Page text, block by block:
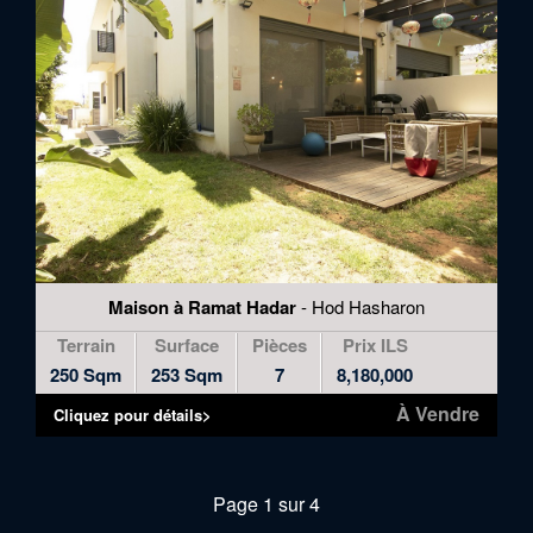
Maison à Ramat Hadar- Hod Hasharon
Terrain
250 Sqm
Surface
253 Sqm
Pièces
7
Prix ILS
8,180,000
À Vendre
Cliquez pour détails>
Page 1 sur 4